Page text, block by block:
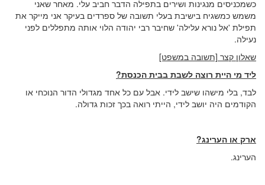
כשמכניסים מנגינות ושירים בתפילה הדבר חביב עלי. מאחר שאני
משמש כמשגיח בישיבת בעלי תשובה של ספרדים בעיקר אני מייקר את
תפילת 'אל נורא עלילה' שחיבר רבי יהודה הלוי אותה מתפללים לפני
נעילה.
שאלון קצר [תשובה במשפט]
ליד מי היית רוצה לשבת בבית הכנסת?
לבד, בלי מישהו שישב לידי. אבל עם כל אחד מגדולי הדור הנוכחי או
הקודמים היה יושב לידי, הייתי רואה בכך זכות גדולה.
ארק או הערינג?
הערינג.